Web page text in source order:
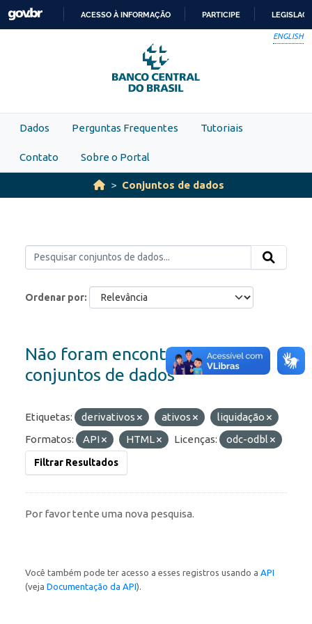
Skip to main content
PARA
O
CONTEÚDO
ACESSO À INFORMAÇÃO PARTICIPE
ENGLISH
Dados Perguntas Frequentes Tutoriais
Contato Sobre o Portal
Conjuntos de dados
Ordenar por
Não foram encontrados
conjuntos de dados
Etiquetas: derivativos ativos
liquidação
Formatos:
API HTML Licenças: odc-odbl
Filtrar Resultados
Por favor tente uma nova pesquisa.
Você também pode ter acesso a esses registros usando a API
(veja Documentação da API).